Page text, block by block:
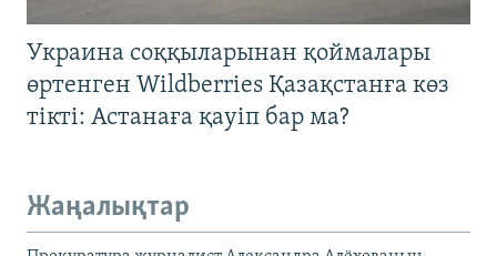
Украина соққыларынан қоймалары
өртенген Wildberries Қазақстанға көз
тікті: Астанаға қауіп бар ма?
Жаңалықтар